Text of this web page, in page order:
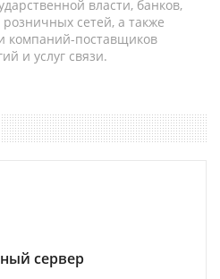
власти, банков,
сетей, а также
компаний-поставщиков
и услуг связи.
сервер